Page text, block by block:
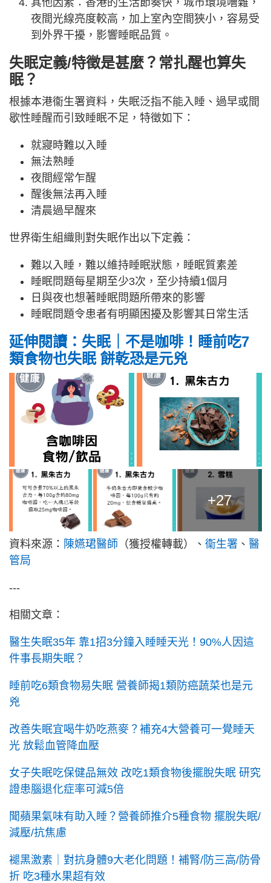
夜間光線亮度較高，加上室內空間狹小，容易受
到外界干擾，影響睡眠品質。
失眠定義/特徵是甚麼？ 常扎醒也算失
眠？
根據本港衞生署資料，失眠泛指不能入睡、過早或間
歇性睡醒而引致睡眠不足，特徵如下：
就寢時難以入睡
無法熟睡
夜間經常乍醒
醒後無法再入睡
清晨過早醒來
世界衛生組織則對失眠作出以下定義：
難以入睡，難以維持睡眠狀態，睡眠質素差
睡眠問題每星期至少3次，至少持續1個月
日與夜也想著睡眠問題所帶來的影響
睡眠問題令患者有明顯困擾及影響其日常生活
延伸閱讀：失眠｜不是咖啡！睡前吃7
類食物也失眠 餅乾恐是元兇
+27
資料來源： 陳嬿珺醫師 （獲授權轉載）、 衞生署 、 醫
管局
---
相關文章：
醫生失眠35年 靠1招3分鐘入睡睡天光！90%人因這
件事長期失眠？
睡前吃6類食物易失眠 營養師揭1類防癌蔬菜也是元
兇
改善失眠宜喝牛奶吃燕麥？補充4大營養可一覺睡天
光 放鬆血管降血壓
女子失眠吃保健品無效 改吃1類食物後擺脫失眠 研究
證患腦退化症率可減5倍
聞蘋果氣味有助入睡？營養師推介5種食物 擺脫失眠/
減壓/抗焦慮
褪黑激素｜對抗身體9大老化問題！補腎/防三高/防骨
折 吃3種水果超有效